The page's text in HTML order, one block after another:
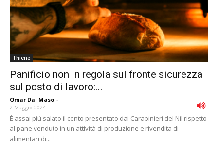
Thiene
Panificio non in regola sul fronte sicurezza
sul posto di lavoro:...
Omar Dal Maso -
2 Maggio 2024
È assai più salato il conto presentato dai Carabinieri del Nil rispetto
al pane venduto in un'attività di produzione e rivendita di
alimentari di...